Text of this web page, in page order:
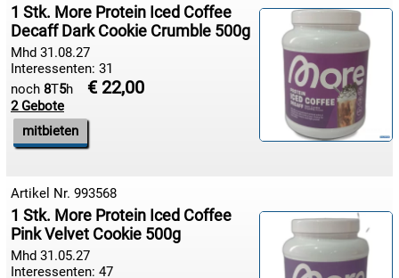

07.08:
1 Stk. More Protein Iced Coffee
Decaff Dark Cookie Crumble 500g
Mhd 31.08.27
Interessenten: 31
noch 8T5h € 22,00
2 Gebote
mitbieten
Artikel Nr. 993568
1 Stk. More Protein Iced Coffee
Pink Velvet Cookie 500g
Mhd 31.05.27
Interessenten: 47